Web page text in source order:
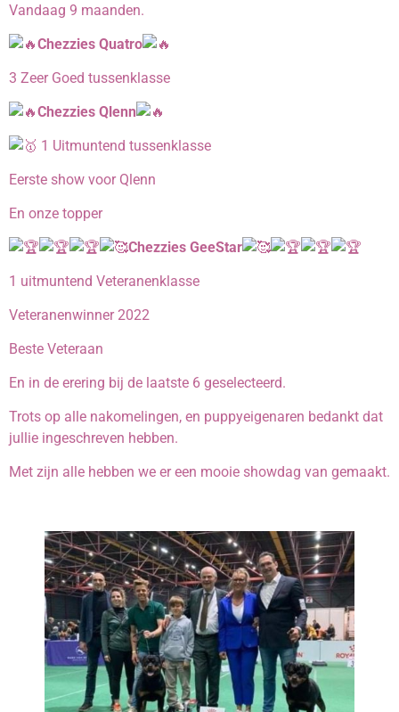
Vandaag 9 maanden.
Chezzies Quatro
3 Zeer Goed tussenklasse
Chezzies Qlenn
1 Uitmuntend tussenklasse
Eerste show voor Qlenn
En onze topper
Chezzies GeeStar
1 uitmuntend Veteranenklasse
Veteranenwinner 2022
Beste Veteraan
En in de erering bij de laatste 6 geselecteerd.
Trots op alle nakomelingen, en puppyeigenaren bedankt dat
jullie ingeschreven hebben.
Met zijn alle hebben we er een mooie showdag van gemaakt.